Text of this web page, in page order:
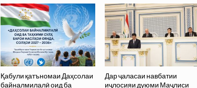
Қабули қатъномаи Даҳсолаи
байналмилалӣ оид ба
Дар ҷаласаи навбатии
иҷлосияи дуюми Маҷлиси